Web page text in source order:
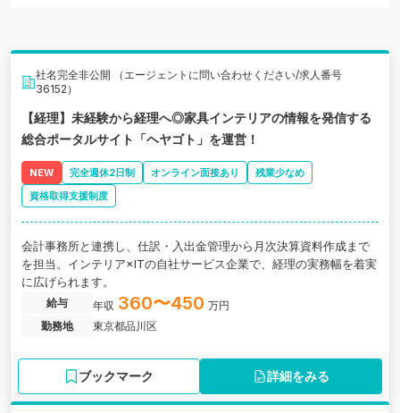
社名完全非公開 （エージェントに問い合わせください/求人番号
36152）
【経理】未経験から経理へ◎家具インテリアの情報を発信する
総合ポータルサイト「ヘヤゴト」を運営！
NEW 完全週休2日制 オンライン面接あり
残業少なめ
資格取得支援制度
会計事務所と連携し、仕訳・入出金管理から月次決算資料作成まで
を担当。インテリア×ITの自社サービス企業で、経理の実務幅を着実
に広げられます。
給与 年収 360〜450 万円
勤務地
東京都品川区
ブックマーク 詳細をみる